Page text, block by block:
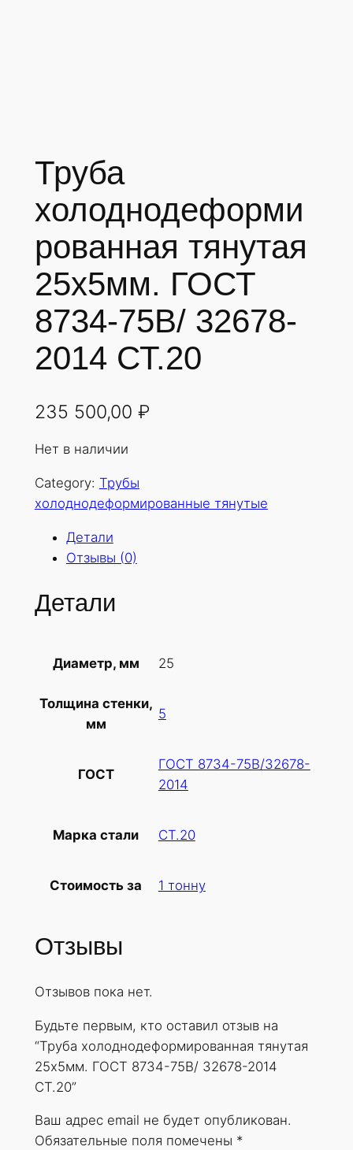
Труба
холоднодеформи
рованная тянутая
25х5мм. ГОСТ
8734-75В/ 32678-
2014 СТ.20
235 500,00 ₽
Нет в наличии
Category: Трубы
холоднодеформированные тянутые
Детали
Отзывы (0)
Детали
Диаметр, мм 25
Толщина стенки,
мм
5
ГОСТ
ГОСТ 8734-75В/32678-
2014
Марка стали СТ.20
Стоимость за 1 тонну
Отзывы
Отзывов пока нет.
Будьте первым, кто оставил отзыв на
“Труба холоднодеформированная тянутая
25х5мм. ГОСТ 8734-75В/ 32678-2014
СТ.20”
Ваш адрес email не будет опубликован.
Обязательные поля помечены *